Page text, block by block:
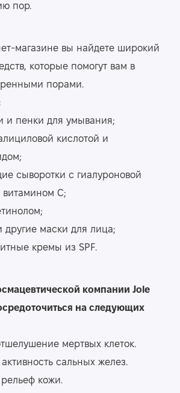
пор.
магазине вы найдете широкий
которые помогут вам в
порами.
и пенки для умывания;
кислотой и
сыворотки с гиалуроновой
витамином С;
другие маски для лица;
кремы из SPF.
компании Jole
на следующих
мертвых клеток.
сальных желез.
кожи.